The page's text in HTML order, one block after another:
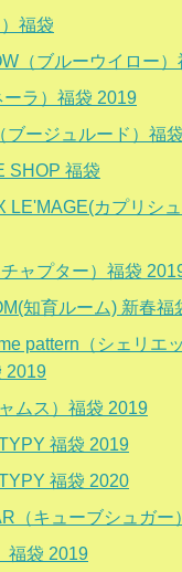
福袋
（ブルーウイロー
ーラ）福袋 2019
ブージュルード）福
SHOP 福袋
LE'MAGE(カプリシ
ャプター）福袋
知育ルーム) 新春福
pattern（シェリエ
2019
ムス）福袋 2019
福袋 2019
福袋 2020
（キューブシュガー
福袋 2019